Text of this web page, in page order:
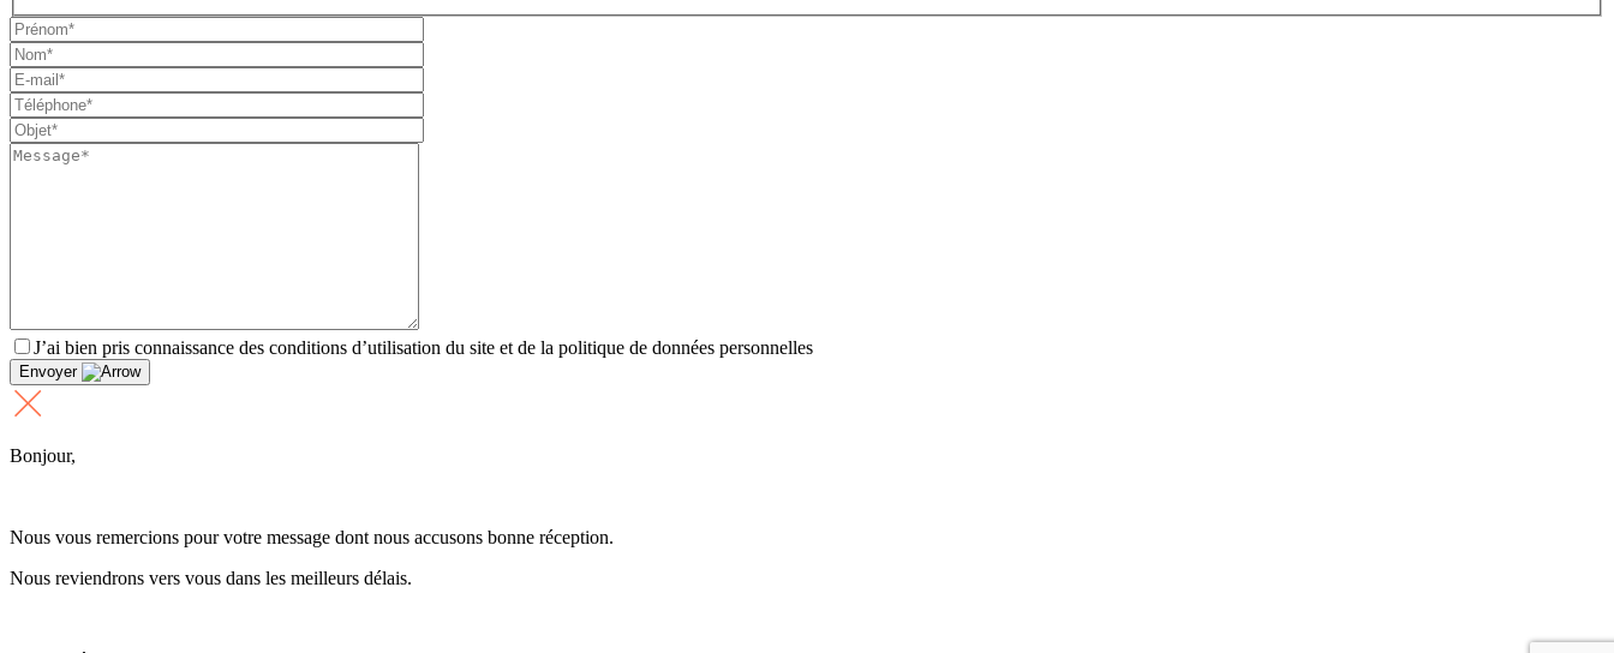
J’ai bien pris connaissance des conditions d’utilisation du site et de la politique de données personnelles
Envoyer
Bonjour,
Nous vous remercions pour votre message dont nous accusons bonne réception.
Nous reviendrons vers vous dans les meilleurs délais.